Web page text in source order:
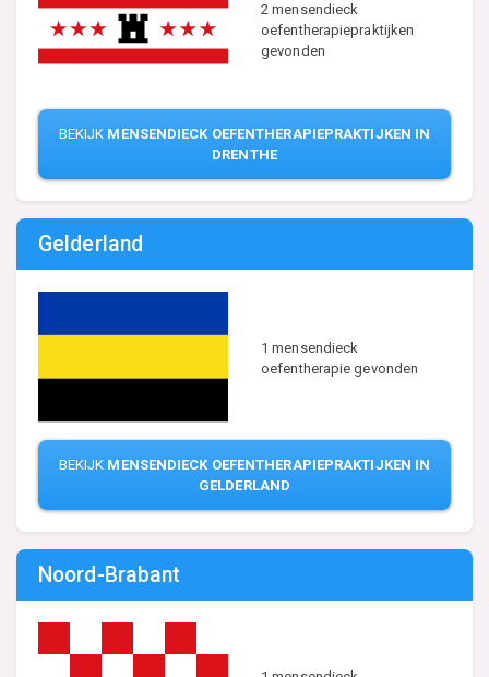
2 mensendieck
oefentherapiepraktijken
gevonden
BEKIJK MENSENDIECK OEFENTHERAPIEPRAKTIJKEN IN
DRENTHE
Gelderland
1 mensendieck
oefentherapie gevonden
BEKIJK MENSENDIECK OEFENTHERAPIEPRAKTIJKEN IN
GELDERLAND
Noord-Brabant